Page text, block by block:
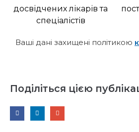
досвідчених лікарів та
спеціалістів
Ваші дані захищені політикою
Поділіться цією